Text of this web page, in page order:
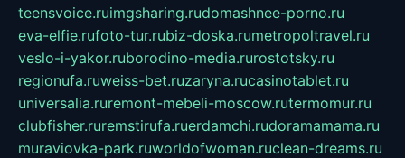
teensvoice.ruimgsharing.rudomashnee-porno.ru
eva-elfie.rufoto-tur.rubiz-doska.rumetropoltravel.ru
veslo-i-yakor.ruborodino-media.rurostotsky.ru
regionufa.ruweiss-bet.ruzaryna.rucasinotablet.ru
universalia.ruremont-mebeli-moscow.rutermomur.ru
clubfisher.ruremstirufa.ruerdamchi.rudoramamama.ru
muraviovka-park.ruworldofwoman.ruclean-dreams.ru